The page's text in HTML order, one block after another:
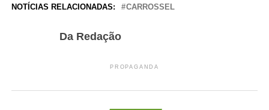
NOTÍCIAS RELACIONADAS: CARROSSEL
Da Redação
PROPAGANDA